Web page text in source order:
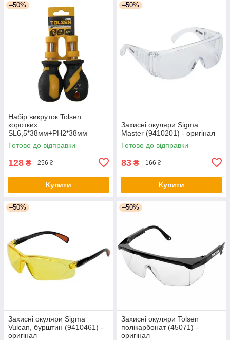
–50%
Набір викруток Tolsen
коротких
SL6,5*38мм+PH2*38мм
(20181) - оригінал
Готово до відправки
128 ₴ 256 ₴
Купити
–50%
Захисні окуляри Sigma
Master (9410201) - оригінал
Готово до відправки
83 ₴ 166 ₴
Купити
–50%
Захисні окуляри Sigma
Vulcan, бурштин (9410461) -
оригінал
–50%
Захисні окуляри Tolsen
полікарбонат (45071) -
оригінал